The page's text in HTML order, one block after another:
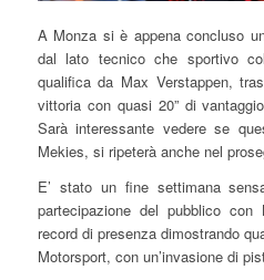
A Monza si è appena concluso
dal lato tecnico che sportivo
qualifica da Max Verstappen,
vittoria con quasi 20” di
Sarà interessante vedere se
Mekies, si ripeterà anche nel
E’ stato un fine settimana
partecipazione del pubblico
record di presenza dimostrando
Motorsport, con un’invasione di